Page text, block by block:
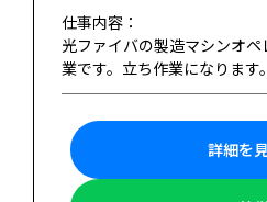
仕事内容：
光ファイバの製造マシンオ
業です。立ち作業になります。
詳細を